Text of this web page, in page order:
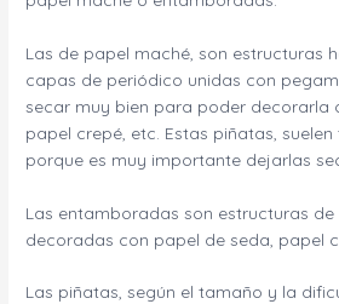
Las de papel maché, son estructuras
capas de periódico unidas con
secar muy bien para poder decorarla
papel crepé, etc. Estas piñatas,
porque es muy importante dejarlas
Las entamboradas son estructuras
decoradas con papel de seda, papel
Las piñatas, según el tamaño y la